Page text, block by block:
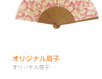
オリジナル扇子
オリジナル扇子